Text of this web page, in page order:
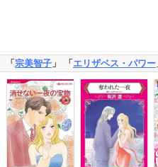
「 宗美智子 」 「 エリザベス・パワー